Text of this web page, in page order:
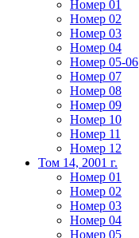
Номер 01
Номер 02
Номер 03
Номер 04
Номер 05-06
Номер 07
Номер 08
Номер 09
Номер 10
Номер 11
Номер 12
Том 14, 2001 г.
Номер 01
Номер 02
Номер 03
Номер 04
Номер 05